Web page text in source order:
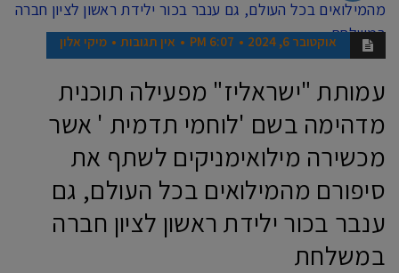
אוקטובר 6, 2024 6:07 PM אין תגובות מיקי אלון
עמותת "ישראליז" מפעילה תוכנית
מדהימה בשם 'לוחמי תדמית ' אשר
מכשירה מילואימניקים לשתף את
סיפורם מהמילואים בכל העולם, גם
ענבר בכור ילידת ראשון לציון חברה
במשלחת